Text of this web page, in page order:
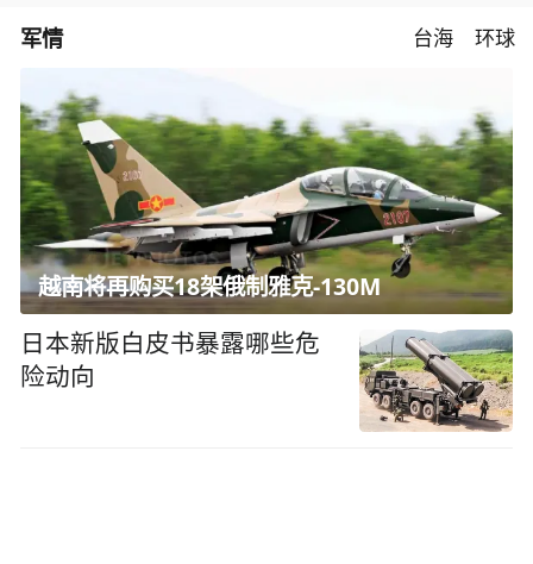
军情 台海 环球
越南将再购买18架俄制雅克-130M
日本新版白皮书暴露哪些危
险动向